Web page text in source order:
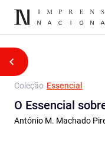
Coleção Essencial
O Essencial
António M. Machado